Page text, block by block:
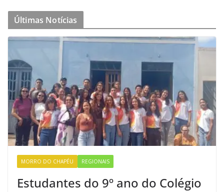
Últimas Notícias
MORRO DO CHAPÉU REGIONAIS
Estudantes do 9º ano do Colégio